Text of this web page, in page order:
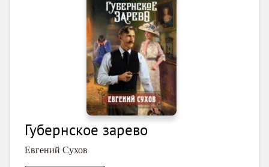
Губернское зарево
Евгений Сухов